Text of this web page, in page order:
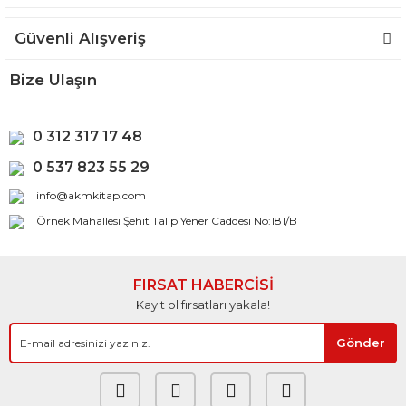
Güvenli Alışveriş
Bize Ulaşın
0 312 317 17 48
0 537 823 55 29
info@akmkitap.com
Örnek Mahallesi Şehit Talip Yener Caddesi No:181/B
FIRSAT HABERCİSİ
Kayıt ol fırsatları yakala!
Gönder